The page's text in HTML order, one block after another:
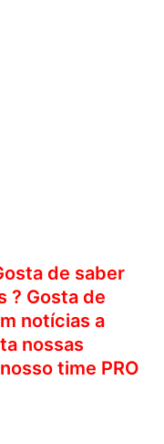
de saber
? Gosta de
notícias a
nossas
time PRO